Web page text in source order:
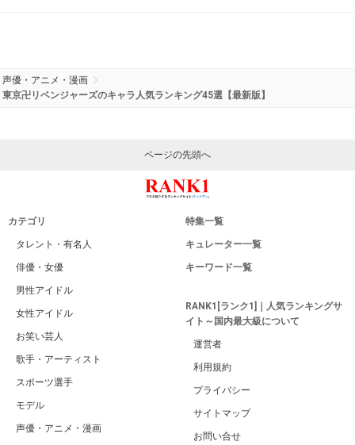
声優・アニメ・漫画
東京卍リベンジャーズのキャラ人気ランキング45選【最新版】
ページの先頭へ
カテゴリ
タレント・有名人
俳優・女優
男性アイドル
女性アイドル
お笑い芸人
歌手・アーティスト
スポーツ選手
モデル
声優・アニメ・漫画
特集一覧
キュレーター一覧
キーワード一覧
RANK1[ランク1]｜人気ランキングサ
イト～国内最大級について
運営者
利用規約
プライバシー
サイトマップ
お問い合せ